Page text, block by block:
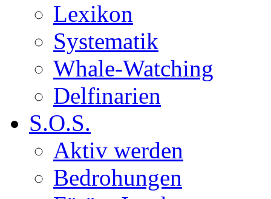
Lexikon
Systematik
Whale-Watching
Delfinarien
S.O.S.
Aktiv werden
Bedrohungen